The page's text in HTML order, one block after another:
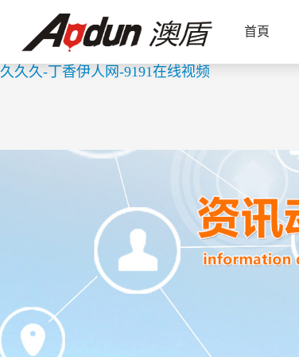
免费三片在线观看网站v888-日日操天天操-国
妇-啪啪亚洲-欧美一级一片-国产一二三四在
久久久-丁香伊人网-9191在线视频
首頁